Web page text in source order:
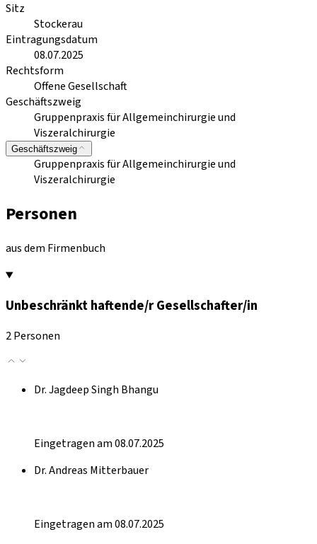
Sitz
Stockerau
Eintragungsdatum
08.07.2025
Rechtsform
Offene Gesellschaft
Geschäftszweig
Gruppenpraxis für Allgemeinchirurgie und
Viszeralchirurgie
Geschäftszweig
Gruppenpraxis für Allgemeinchirurgie und
Viszeralchirurgie
Personen
aus dem Firmenbuch
Unbeschränkt haftende/r Gesellschafter/in
2 Personen
Dr. Jagdeep Singh Bhangu
Eingetragen am 08.07.2025
Dr. Andreas Mitterbauer
Eingetragen am 08.07.2025